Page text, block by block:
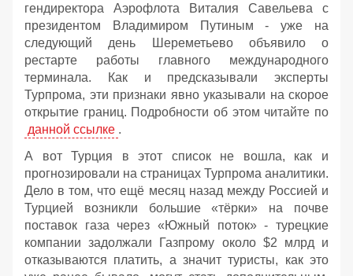
гендиректора Аэрофлота Виталия Савельева с
президентом Владимиром Путиным - уже на
следующий день Шереметьево объявило о
рестарте работы главного международного
терминала. Как и предсказывали эксперты
Турпрома, эти признаки явно указывали на скорое
открытие границ. Подробности об этом читайте по
данной ссылке .
А вот Турция в этот список не вошла, как и
прогнозировали на страницах Турпрома аналитики.
Дело в том, что ещё месяц назад между Россией и
Турцией возникли большие «тёрки» на почве
поставок газа через «Южный поток» - турецкие
компании задолжали Газпрому около $2 млрд и
отказываются платить, а значит туристы, как это